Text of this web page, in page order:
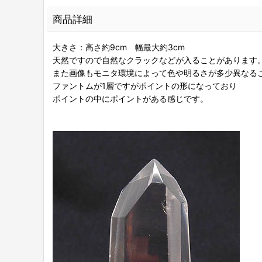
商品詳細
大きさ：高さ約9cm 幅最大約3cm
天然ですので自然なクラックなどが入ることがあります。
また画像もモニタ環境によって色や明るさが多少異なる
ファントムが1層ですがポイントの形になっており
ポイントの中にポイントがある感じです。